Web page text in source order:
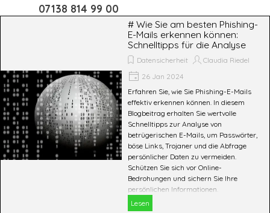
07138 814 99 00
# Wie Sie am besten Phishing-
E-Mails erkennen können:
Schnelltipps für die Analyse
Datensicherheit
Claudia Riedel
26 Jan 2024
Erfahren Sie, wie Sie Phishing-E-Mails
effektiv erkennen können. In diesem
Blogbeitrag erhalten Sie wertvolle
Schnelltipps zur Analyse von
betrügerischen E-Mails, um Passwörter,
böse Links, Trojaner und die Abfrage
persönlicher Daten zu vermeiden.
Schützen Sie sich vor Online-
Bedrohungen und sichern Sie Ihre
persönlichen Informationen.
Lesen